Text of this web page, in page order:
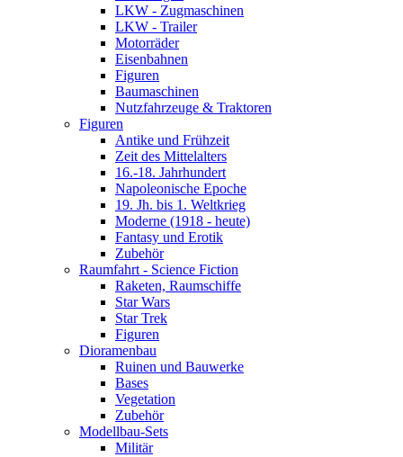
LKW - Zugmaschinen
LKW - Trailer
Motorräder
Eisenbahnen
Figuren
Baumaschinen
Nutzfahrzeuge & Traktoren
Figuren
Antike und Frühzeit
Zeit des Mittelalters
16.-18. Jahrhundert
Napoleonische Epoche
19. Jh. bis 1. Weltkrieg
Moderne (1918 - heute)
Fantasy und Erotik
Zubehör
Raumfahrt - Science Fiction
Raketen, Raumschiffe
Star Wars
Star Trek
Figuren
Dioramenbau
Ruinen und Bauwerke
Bases
Vegetation
Zubehör
Modellbau-Sets
Militär